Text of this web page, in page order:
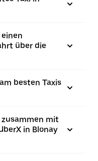
über die
besten Taxis
zusammen mit
in Blonay